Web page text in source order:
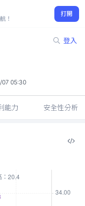
！
打開
登入
07 05:30
能力 安全性分析